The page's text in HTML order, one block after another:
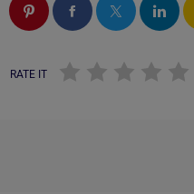
RATE IT